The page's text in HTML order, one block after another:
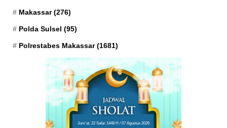
Makassar(276)
Polda Sulsel (95)
Polrestabes Makassar(1681)
Jum'at, 22 Safar 1448 H / 07 Agustus 2026